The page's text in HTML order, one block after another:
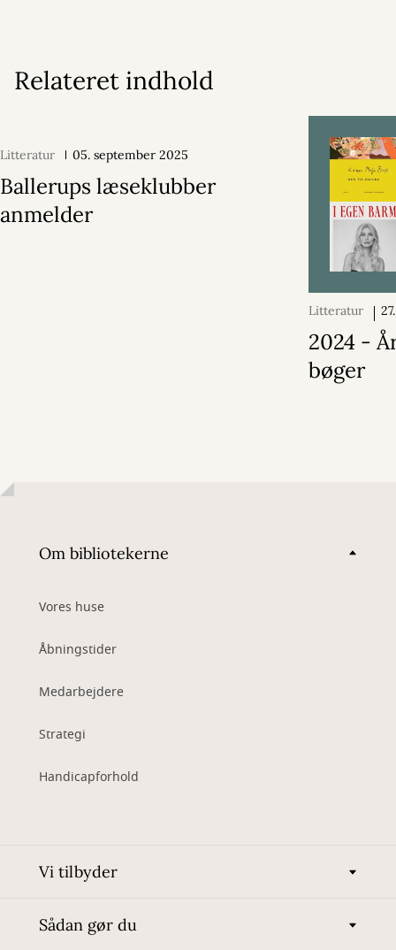
Relateret indhold
Litteratur 05. september 2025
Ballerups læseklubber
anmelder
Litteratur
2024
2024 -
bøger
Om bibliotekerne
Vores huse
Åbningstider
Medarbejdere
Strategi
Handicapforhold
Vi tilbyder
Sådan gør du